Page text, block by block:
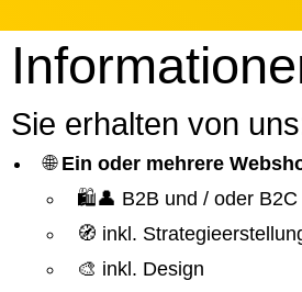
Sie erhalten von
🌐 Ein oder mehrere
🛍️👤 B2B und / oder B2C
🧭 inkl.
🎨 inkl. Design